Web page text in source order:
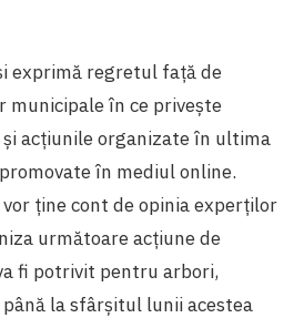
exprimă regretul față de
municipale în ce privește
acțiunile organizate în ultima
în mediul online.
ține cont de opinia experților
următoare acțiune de
fi potrivit pentru arbori,
la sfârșitul lunii acestea